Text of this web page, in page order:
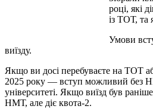
році, які
із ТОТ, та
Умови
виїзду.
Якщо ви досі перебуваєте на ТОТ
2025 року — вступ можливий без
університеті. Якщо виїзд був
НМТ, але діє квота-2.